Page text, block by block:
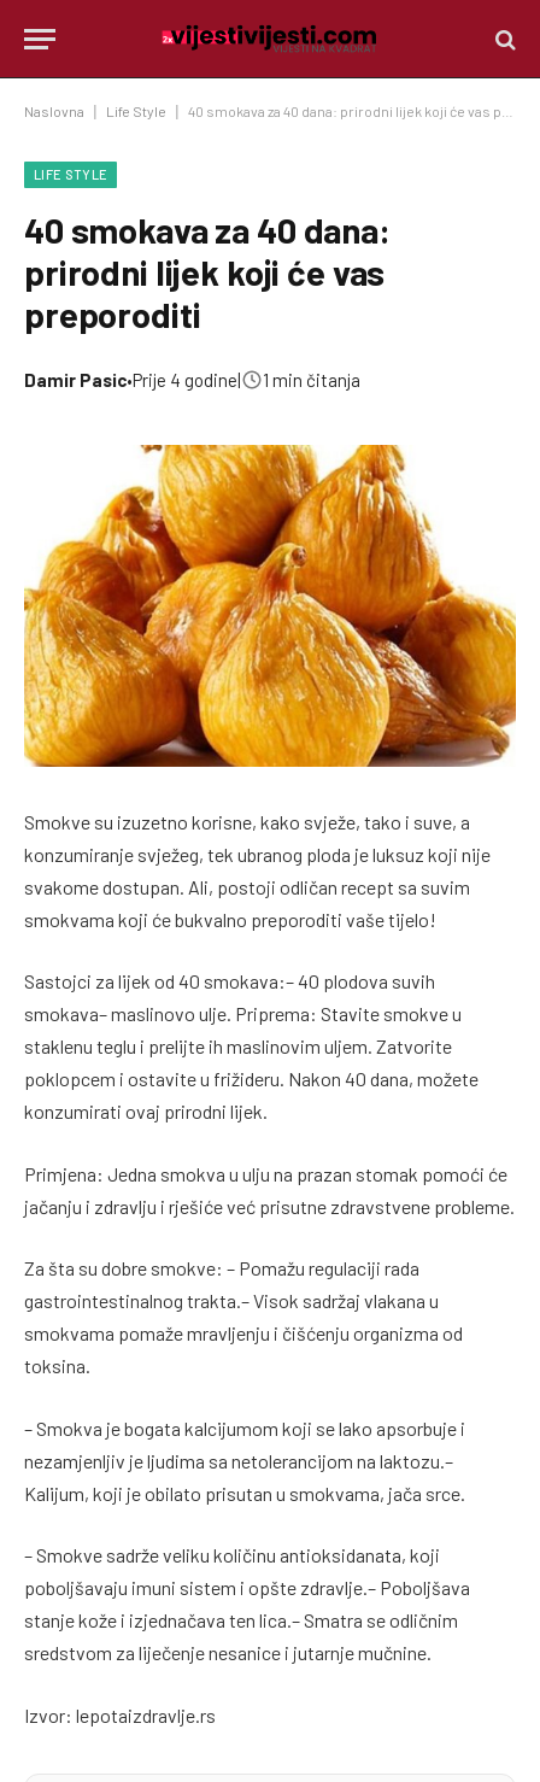
Naslovna Life Style 40 smokava za 40 dana: prirodni lijek koji će vas preporoditi
LIFE STYLE
40 smokava za 40 dana:
prirodni lijek koji će vas
preporoditi
Damir Pasic•Prije 4 godine| 1 min čitanja
Smokve su izuzetno korisne, kako svježe, tako i suve, a
konzumiranje svježeg, tek ubranog ploda je luksuz koji nije
svakome dostupan. Ali, postoji odličan recept sa suvim
smokvama koji će bukvalno preporoditi vaše tijelo!
Sastojci za lijek od 40 smokava:– 40 plodova suvih
smokava– maslinovo ulje. Priprema: Stavite smokve u
staklenu teglu i prelijte ih maslinovim uljem. Zatvorite
poklopcem i ostavite u frižideru. Nakon 40 dana, možete
konzumirati ovaj prirodni lijek.
Primjena: Jedna smokva u ulju na prazan stomak pomoći će
jačanju i zdravlju i rješiće već prisutne zdravstvene probleme.
Za šta su dobre smokve: – Pomažu regulaciji rada
gastrointestinalnog trakta.– Visok sadržaj vlakana u
smokvama pomaže mravljenju i čišćenju organizma od
toksina.
– Smokva je bogata kalcijumom koji se lako apsorbuje i
nezamjenljiv je ljudima sa netolerancijom na laktozu.–
Kalijum, koji je obilato prisutan u smokvama, jača srce.
– Smokve sadrže veliku količinu antioksidanata, koji
poboljšavaju imuni sistem i opšte zdravlje.– Poboljšava
stanje kože i izjednačava ten lica.– Smatra se odličnim
sredstvom za liječenje nesanice i jutarnje mučnine.
Izvor: lepotaizdravlje.rs